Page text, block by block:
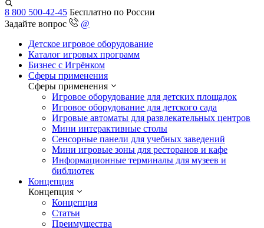
8 800 500-42-45 Бесплатно по России
Задайте вопрос
@
Детское игровое оборудование
Каталог игровых программ
Бизнес с Игрёнком
Сферы применения
Сферы применения
Игровое оборудование для детских площадок
Игровое оборудование для детского сада
Игровые автоматы для развлекательных центров
Мини интерактивные столы
Сенсорные панели для учебных заведений
Мини игровые зоны для ресторанов и кафе
Информационные терминалы для музеев и
библиотек
Концепция
Концепция
Концепция
Статьи
Преимущества